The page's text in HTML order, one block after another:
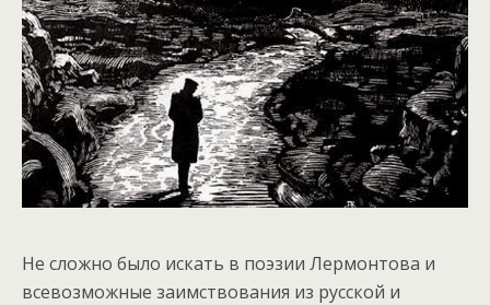
Не сложно было искать в поэзии Лермонтова и
всевозможные заимствования из русской и